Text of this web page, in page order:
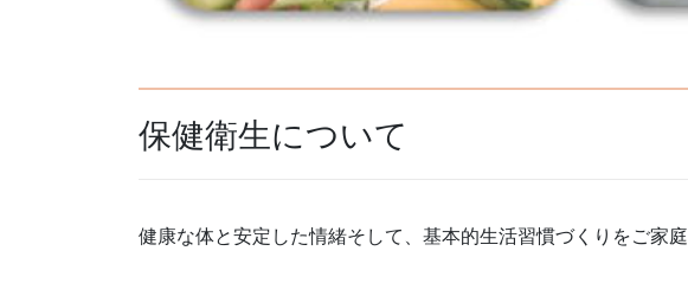
保健衛生について
健康な体と安定した情緒そして、基本的生活習慣づくりをご家